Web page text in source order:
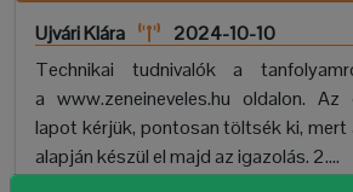
Ujvári Klára
2024-10-10
Technikai tudnivalók a
a www.zeneineveles.hu oldalon. Az
lapot kérjük, pontosan töltsék ki,
alapján készül el majd az igazolás. 2....